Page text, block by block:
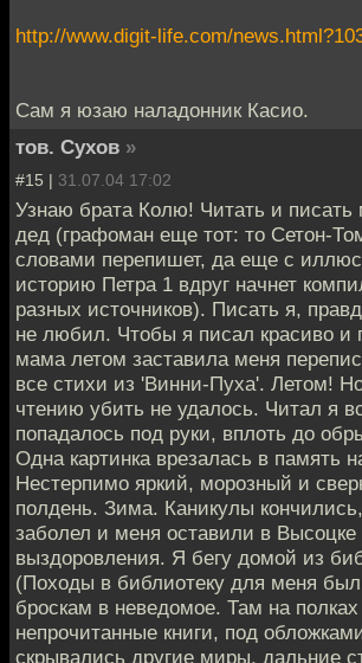
http://www.digit-life.com/
Сам я юзаю наладонник Касио.
тов. Сухов »
#15 | 31.07.04 17:02
Узнаю брата Колю! Читать и писать
дед (графоман еще тот: то Сетон-
словами перепишет, да еще с
историю Петра 1 вдруг начнет
разных источников). Писать я,
не любил. Чтобы я писал красиво и
мама летом заставила меня
все стихи из 'Винни-Пуха'. Летом!
чтению убить не удалось. Читал я
попадалось под руки, вплоть до
Одна картинка врезалась в память
Нестерпимо яркий, морозный и
полдень. Зима. Каникулы
заболел и меня оставили в Высоцке
выздоровления. Я бегу домой из
(Походы в библиотеку для меня
броскам в неведомое. Там на
непрочитанные книги, под
скрывались другие миры, дальние